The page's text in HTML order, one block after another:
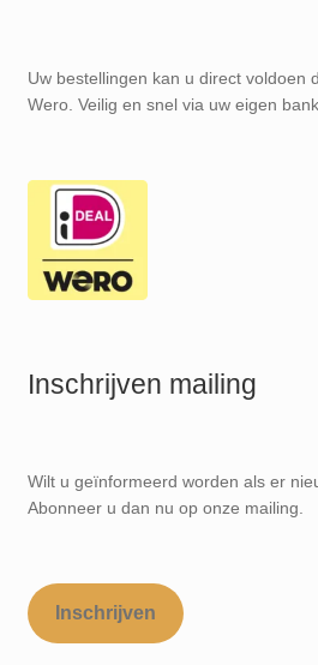
Uw bestellingen kan u direct voldoen
Wero. Veilig en snel via uw eigen
Inschrijven mailing
Wilt u geïnformeerd worden als er
Abonneer u dan nu op onze mailing.
Inschrijven